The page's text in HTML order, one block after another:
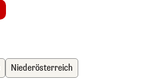
Niederösterreich